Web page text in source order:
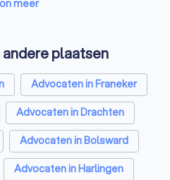
in Goutum
Advocaten in Goutum
meer
plaatsen
Advocaten in Franeker
Advocaten in Drachten
Advocaten in Bolsward
Advocaten in Harlingen